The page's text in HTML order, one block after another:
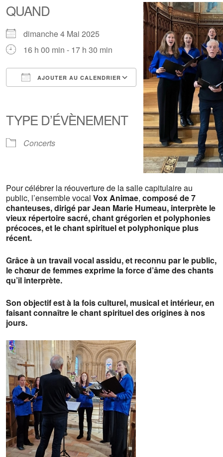
QUAND
dimanche 4 Mai 2025
16 h 00 min - 17 h 30 min
AJOUTER AU CALENDRIER
Outlook Live
TYPE D’ÉVÈNEMENT
Concerts
Pour célébrer la réouverture de la salle capitulaire au
public, l’ensemble vocal Vox Animae, composé de 7
chanteuses, dirigé par Jean Marie Humeau, interprète le
vieux répertoire sacré, chant grégorien et polyphonies
précoces, et le chant spirituel et polyphonique plus
récent.
Grâce à un travail vocal assidu, et reconnu par le public,
le chœur de femmes exprime la force d’âme des chants
qu’il interprète.
Son objectif est à la fois culturel, musical et intérieur, en
faisant connaître le chant spirituel des origines à nos
jours.